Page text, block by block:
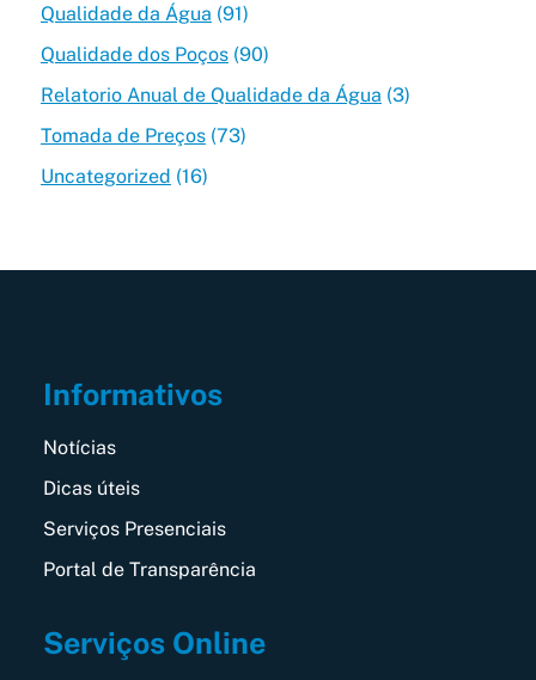
Qualidade da Água (91)
Qualidade dos Poços(90)
Relatorio Anual de Qualidade da Água (3)
Tomada de Preços(73)
Uncategorized (16)
Informativos
Notícias
Dicas úteis
Serviços Presenciais
Portal de Transparência
Serviços Online